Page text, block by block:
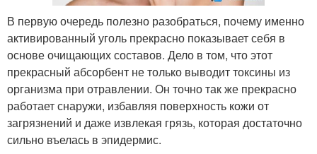
В первую очередь полезно разобраться, почему именно
активированный уголь прекрасно показывает себя в
основе очищающих составов. Дело в том, что этот
прекрасный абсорбент не только выводит токсины из
организма при отравлении. Он точно так же прекрасно
работает снаружи, избавляя поверхность кожи от
загрязнений и даже извлекая грязь, которая достаточно
сильно въелась в эпидермис.